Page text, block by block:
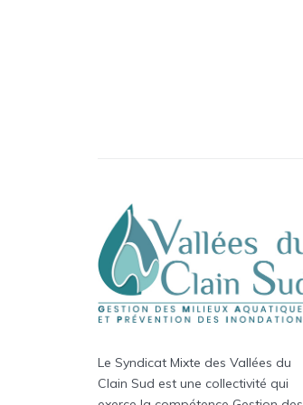
Le Syndicat Mixte des Vallées du
Clain Sud est une collectivité qui